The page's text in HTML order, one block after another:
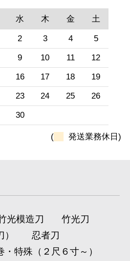
水 木 金 土
2 3 4 5
9 10 11 12
16 17 18 19
23 24 25 26
30
( 発送業務休日)
光模造刀
竹光刀
忍者刀
特殊（２尺６寸～）